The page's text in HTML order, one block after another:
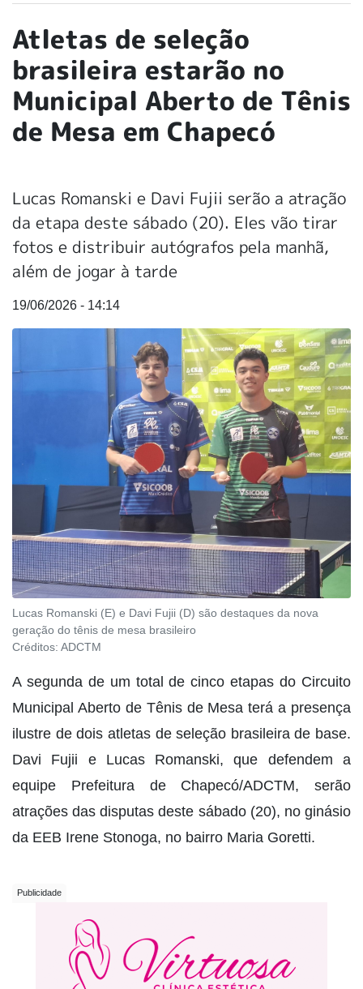
Atletas de seleção
brasileira estarão no
Municipal Aberto de Tênis
de Mesa em Chapecó
Lucas Romanski e Davi Fujii serão a atração
da etapa deste sábado (20). Eles vão tirar
fotos e distribuir autógrafos pela manhã,
além de jogar à tarde
19/06/2026 - 14:14
Lucas Romanski (E) e Davi Fujii (D) são destaques da nova
geração do tênis de mesa brasileiro
Créditos: ADCTM
A segunda de um total de cinco etapas do Circuito
Municipal Aberto de Tênis de Mesa terá a presença
ilustre de dois atletas de seleção brasileira de base.
Davi Fujii e Lucas Romanski, que defendem a
equipe Prefeitura de Chapecó/ADCTM, serão
atrações das disputas deste sábado (20), no ginásio
da EEB Irene Stonoga, no bairro Maria Goretti.